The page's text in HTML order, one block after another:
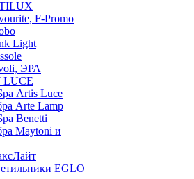
F-Promo
Light
ЭРА
LUCE
Artis Luce
Arte Lamp
Benetti
Maytoni и
EGLO